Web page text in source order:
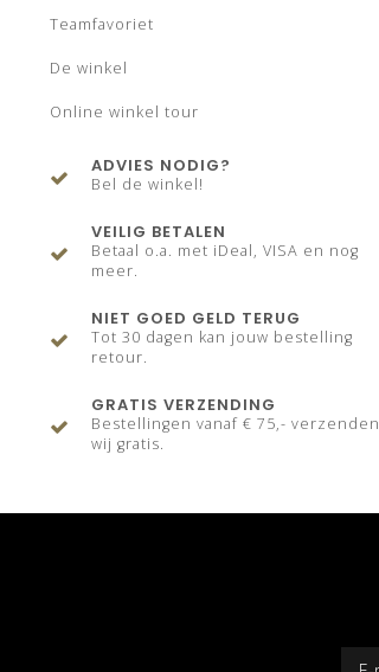
Teamfavoriet
De winkel
Online winkel tour
ADVIES NODIG?
Bel de winkel!
VEILIG BETALEN
Betaal o.a. met iDeal, VISA en nog
meer.
NIET GOED GELD TERUG
Tot 30 dagen kan jouw bestelling
retour.
GRATIS VERZENDING
Bestellingen vanaf € 75,- verzenden
wij gratis.